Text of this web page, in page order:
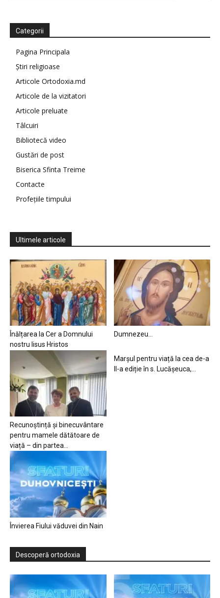
Categorii
Pagina Principala
Știri religioase
Articole Ortodoxia.md
Articole de la vizitatori
Articole preluate
Tâlcuiri
Bibliotecă video
Gustări de post
Biserica Sfinta Treime
Contacte
Profețiile timpului
Ultimele articole
Înălțarea la Cer a Domnului
nostru Iisus Hristos
Dumnezeu…
Recunoștință și binecuvântare
pentru mamele dătătoare de
viață – din partea...
Marșul pentru viață la cea de-a
II-a ediție în s. Lucășeuca,...
Învierea Fiului văduvei din Nain
Descoperă ortodoxia